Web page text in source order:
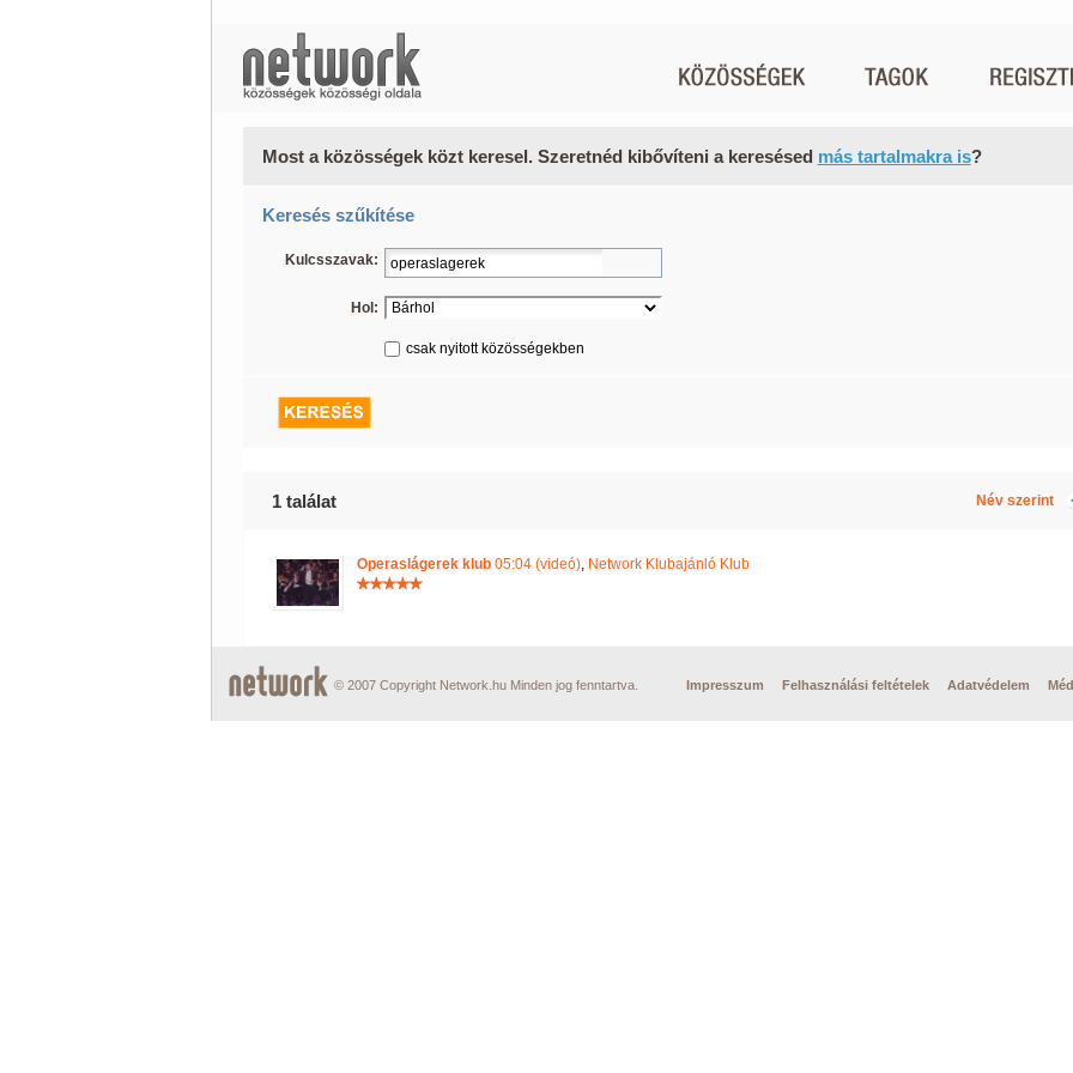
Most a közösségek közt keresel. Szeretnéd kibővíteni a keresésed más tartalmakra is?
Keresés szűkítése
Kulcsszavak:
Hol:
csak nyitott közösségekben
1 találat Név szerint
Operaslágerek klub05:04 (videó), Network Klubajánló Klub
© 2007 Copyright Network.hu Minden jog fenntartva. Impresszum Felhasználási feltételek Adatvédelem